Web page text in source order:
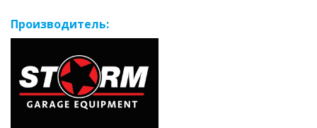
Производитель: